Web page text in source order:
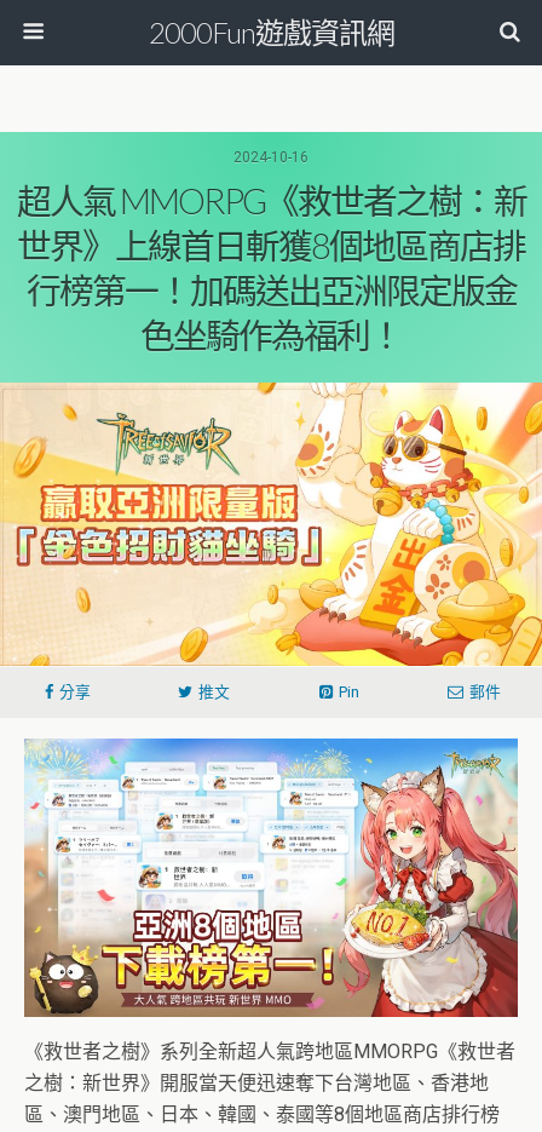
2000Fun遊戲資訊網
2024-10-16
超人氣 MMORPG《救世者之樹：新
世界》上線首日斬獲8個地區商店排
行榜第一！加碼送出亞洲限定版金
色坐騎作為福利！
分享 推文 Pin 郵件
《救世者之樹》系列全新超人氣跨地區MMORPG《救世者
之樹：新世界》開服當天便迅速奪下台灣地區、香港地
區、澳門地區、日本、韓國、泰國等8個地區商店排行榜